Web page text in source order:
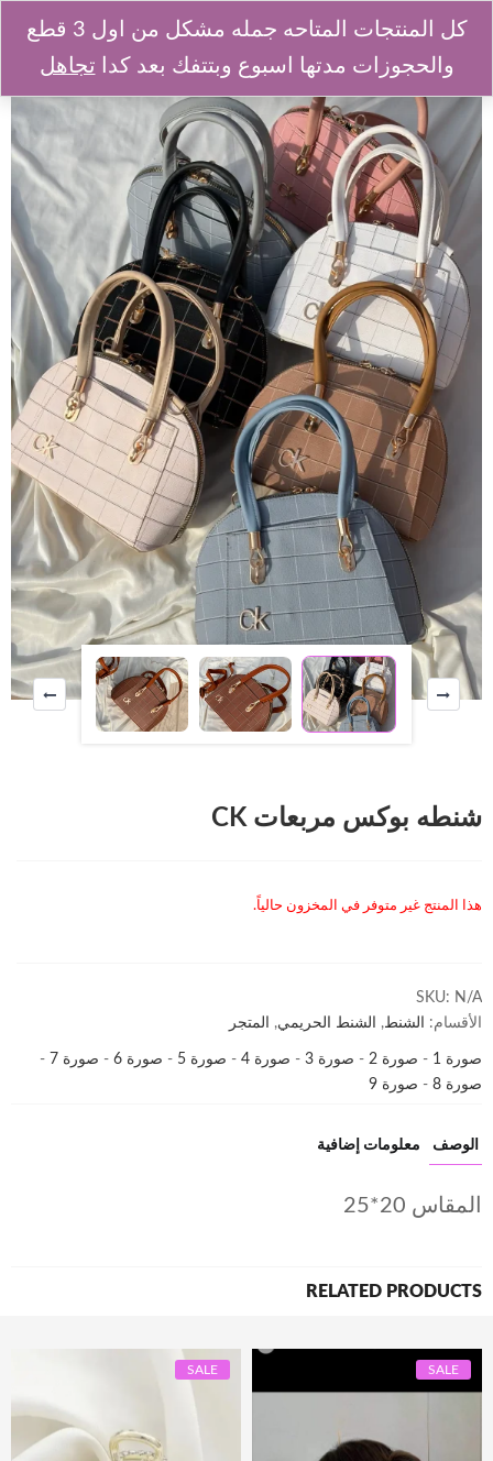
شنطه بوكس مربعات CK
هذا المنتج غير متوفر في المخزون حالياً.
SKU: N/A
الأقسام:
الشنط, الشنط الحريمي, المتجر
صورة 1 - صورة 2 - صورة 3 - صورة 4 - صورة 5 - صورة 6 - صورة 7
-
صورة 8
- صورة 9
الوصف معلومات إضافية
المقاس 20*25
RELATED PRODUCTS
SALE SALE
كل المنتجات المتاحه جمله مشكل من اول 3 قطع
والحجوزات مدتها اسبوع وبتتفك بعد كدا تجاهل